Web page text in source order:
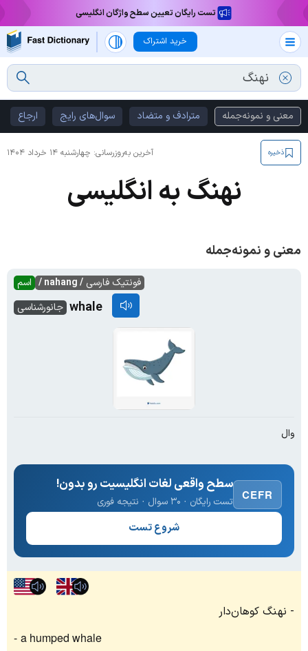
تست رایگان تعیین سطح واژگان انگلیسی
خرید اشتراک
معنی و نمونه‌جمله مترادف و متضاد سوال‌های رایج ارجاع
آخرین به‌روزرسانی: چهارشنبه ۱۴ خرداد ۱۴۰۴ ذخیره
نهنگ به انگلیسی
معنی و نمونه‌جمله
اسم فونتیک فارسی / nahang /
جانورشناسی whale
وال
CEFR
سطح واقعی لغات انگلیسیت رو بدون!
تست رایگان · ۳۰ سوال · نتیجه فوری
شروع تست
نهنگ کوهان‌دار
a humped whale